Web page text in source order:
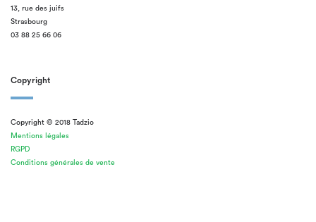
13, rue des juifs
Strasbourg
03 88 25 66 06
Copyright
Copyright © 2018 Tadzio
Mentions légales
RGPD
Conditions générales de vente